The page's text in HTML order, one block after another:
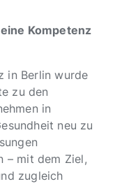
Kompetenz
in Berlin wurde
zu den
in
neu zu
– mit dem Ziel,
zugleich